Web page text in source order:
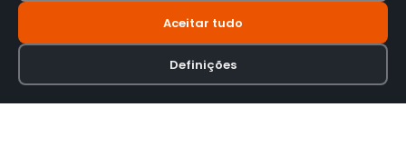
Aceitar tudo
Definições